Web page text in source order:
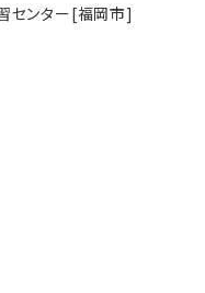
センター[福岡市]